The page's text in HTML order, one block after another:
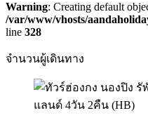
Warning: Creating default
/var/www/vhosts/
line 328
จำนวนผู้เดินทาง